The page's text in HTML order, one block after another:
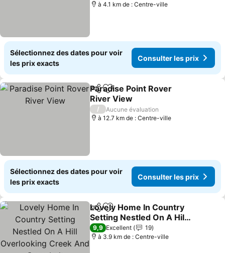
à 4.1 km de : Centre-ville
Sélectionnez des dates pour voir
les prix exacts
Consulter les prix
PartagerAjouter à mes favoris
Paradise Point Rover
River View
Consulter les prix
/
Aucune évaluation
à 12.7 km de : Centre-ville
Sélectionnez des dates pour voir
les prix exacts
Consulter les prix
PartagerAjouter à mes favoris
Lovely Home In Country
Setting Nestled On A Hill
Overlooking Creek And
Greenbelt
Consulter les prix
9,9 Excellent
19
à 3.9 km de : Centre-ville